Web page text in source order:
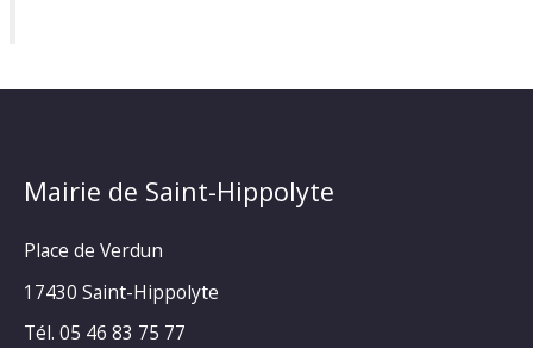
Mairie de Saint-Hippolyte
Place de Verdun
17430 Saint-Hippolyte
Tél. 05 46 83 75 77